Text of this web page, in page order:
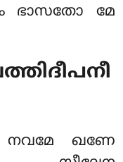
ഭാസതോ മേ
ഖണേ